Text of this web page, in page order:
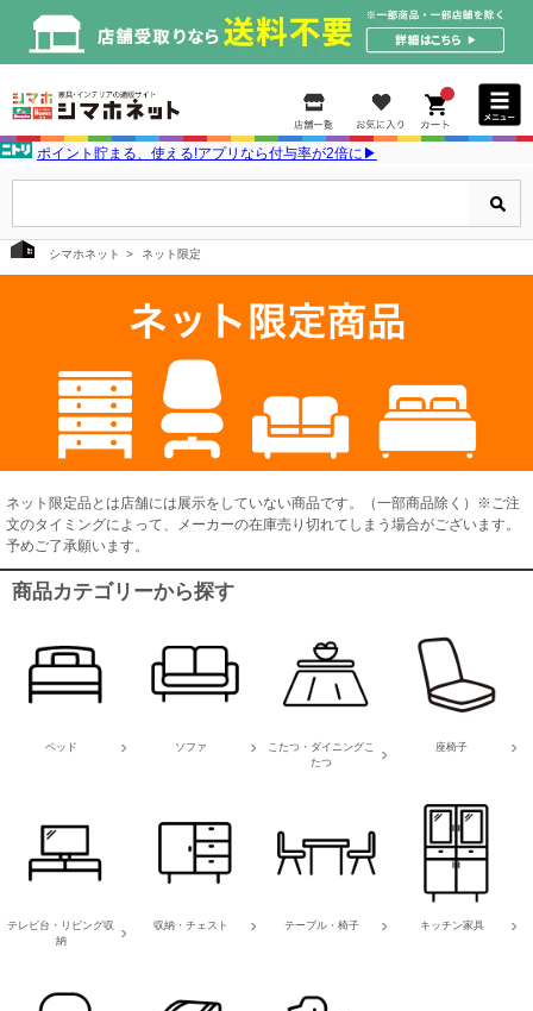
ポイント貯まる、使える!アプリなら付与率が2倍に▶
シマホネット ネット限定
ネット限定品とは店舗には展示をしていない商品です。（一部商品除く）※ご注
文のタイミングによって、メーカーの在庫売り切れてしまう場合がございます。
予めご了承願います。
商品カテゴリーから探す
ベッド ソファ
こたつ・ダイニングこ
たつ
座椅子
テレビ台・リビング収
納
収納・チェスト テーブル・椅子 キッチン家具